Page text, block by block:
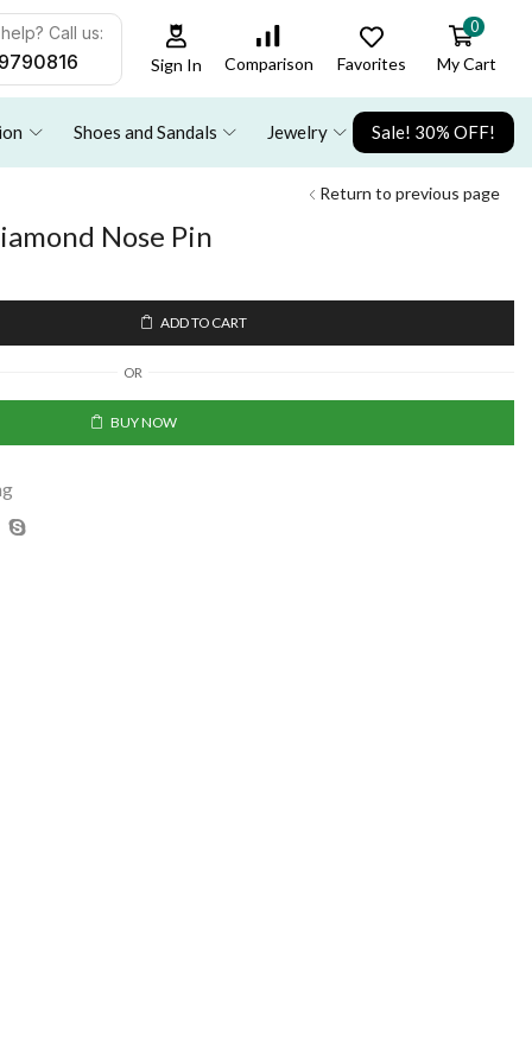
Call us:
Sign In Comparison Favorites
0
My Cart
Shoes and Sandals Jewelry Sale! 30% OFF!
Return to previous page
Nose Pin
ADD TO CART
OR
BUY NOW